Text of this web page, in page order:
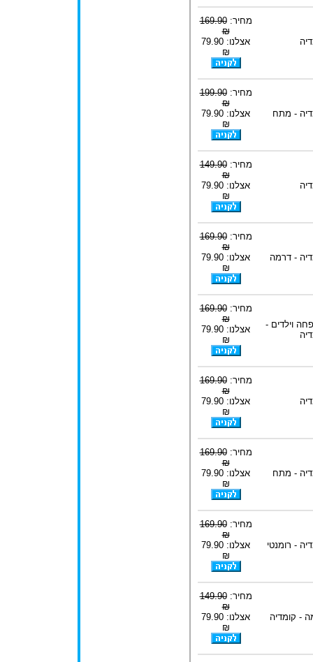
מחיר:169.90
₪
אצלנו: 79.90
₪
- מתח
מחיר:199.90
₪
אצלנו: 79.90
₪
מחיר:149.90
₪
אצלנו: 79.90
₪
- דרמה
מחיר:169.90
₪
אצלנו: 79.90
₪
וילדים -
מחיר:169.90
₪
אצלנו: 79.90
₪
מחיר:169.90
₪
אצלנו: 79.90
₪
- מתח
מחיר:169.90
₪
אצלנו: 79.90
₪
- רומנטי
מחיר:169.90
₪
אצלנו: 79.90
₪
- קומדיה
מחיר:149.90
₪
אצלנו: 79.90
₪